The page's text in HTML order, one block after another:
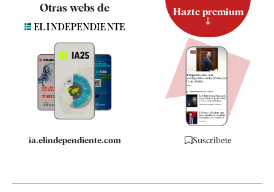
Quiénes somos
Especificaciones
Otras webs de
ia.elindependiente.com
Hazte premium
Suscríbete